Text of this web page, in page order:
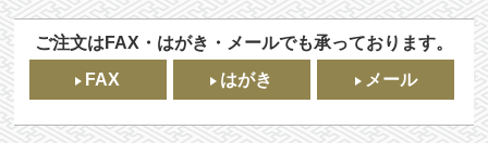
ご注文はFAX・はがき・メールでも承っております。
FAX
はがき メール